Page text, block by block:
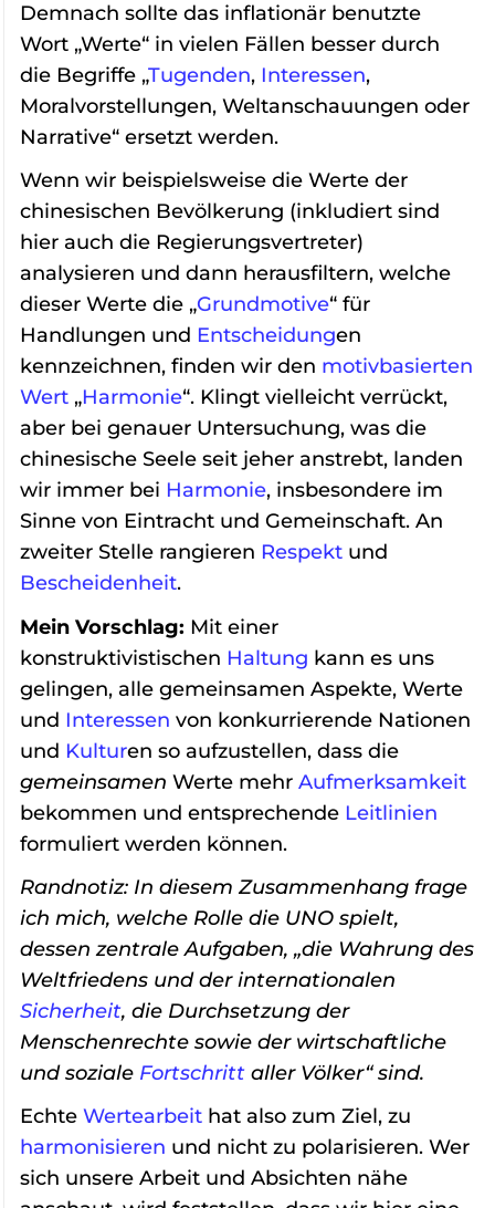
Demnach sollte das inflationär benutzte
Wort „Werte“ in vielen Fällen besser durch
die Begriffe „Tugenden, Interessen,
Moralvorstellungen, Weltanschauungen oder
Narrative“ ersetzt werden.
Wenn wir beispielsweise die Werte der
chinesischen Bevölkerung (inkludiert sind
hier auch die Regierungsvertreter)
analysieren und dann herausfiltern, welche
dieser Werte die „Grundmotive“ für
Handlungen und Entscheidungen
kennzeichnen, finden wir den motivbasierten
Wert „Harmonie“. Klingt vielleicht verrückt,
aber bei genauer Untersuchung, was die
chinesische Seele seit jeher anstrebt, landen
wir immer bei Harmonie, insbesondere im
Sinne von Eintracht und Gemeinschaft. An
zweiter Stelle rangieren Respekt und
Bescheidenheit.
Mein Vorschlag: Mit einer
konstruktivistischen Haltung kann es uns
gelingen, alle gemeinsamen Aspekte, Werte
und Interessen von konkurrierende Nationen
und Kulturen so aufzustellen, dass die
gemeinsamen Werte mehr Aufmerksamkeit
bekommen und entsprechende Leitlinien
formuliert werden können.
Randnotiz: In diesem Zusammenhang frage
ich mich, welche Rolle die UNO spielt,
dessen zentrale Aufgaben, „die Wahrung des
Weltfriedens und der internationalen
Sicherheit, die Durchsetzung der
Menschenrechte sowie der wirtschaftliche
und soziale Fortschritt aller Völker“ sind.
Echte Wertearbeit hat also zum Ziel, zu
harmonisieren und nicht zu polarisieren. Wer
sich unsere Arbeit und Absichten nähe